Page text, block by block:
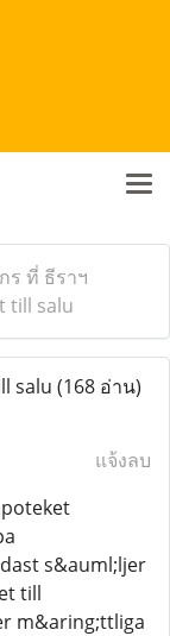
ร ที่ ธีราฯ
till salu
salu (168 อ่าน)
แจ้งลบ
s&auml;ljer
till
m&aring;ttliga